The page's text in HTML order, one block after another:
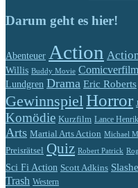
Darum geht es hier!
Abenteuer Action
Willis Buddy Movie
Lundgren Drama Eric Roberts
GewinnspielHorror
Komödie Kurzfilm Lance
Arts Martial Arts Action Michael
Preisrätsel Quiz Robert Patrick
Sci Fi Action Scott Adkins
Trash Western